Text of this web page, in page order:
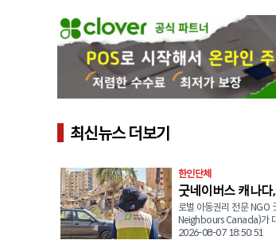
최신뉴스 더보기
한인단체
굿네이버스 캐나
해 지역 긴급구호
로벌 아동권리 전문 NGO
Neighbours Canada)가
베네수엘라 현장에서 이재
2026-08-07 18:50:51